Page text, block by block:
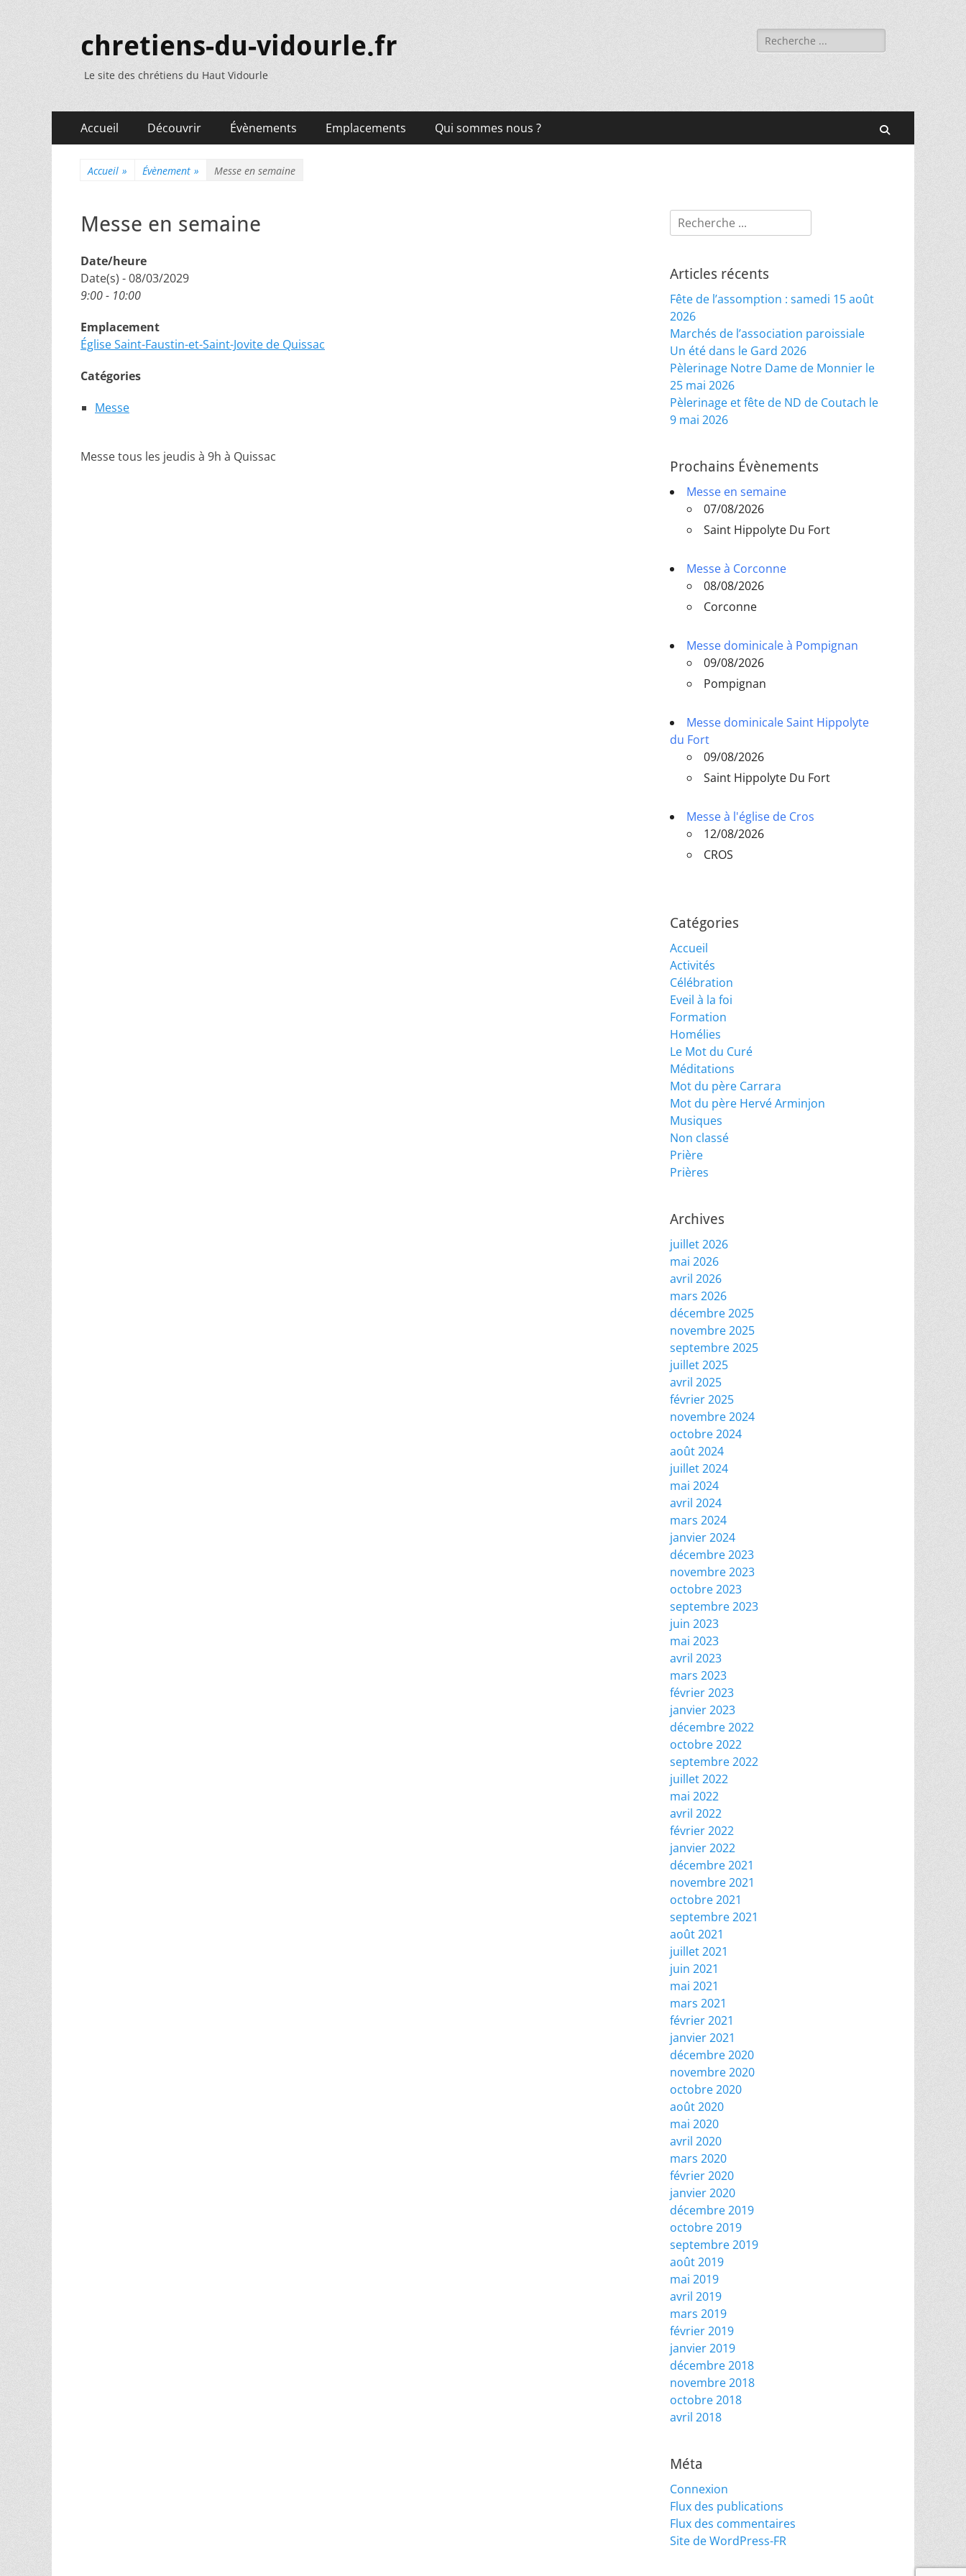
chretiens-du-vidourle.fr
Le site des chrétiens du Haut Vidourle
Rechercher :
Menu
principal
Accueil Découvrir Évènements Emplacements Qui sommes nous ?
Accueil » Évènement » Messe en semaine
Messe en semaine
Date/heure
Date(s) - 08/03/2029
9:00 - 10:00
Emplacement
Église Saint-Faustin-et-Saint-Jovite de Quissac
Catégories
Messe
Messe tous les jeudis à 9h à Quissac
Rechercher :
Articles récents
Fête de l’assomption : samedi 15 août
2026
Marchés de l’association paroissiale
Un été dans le Gard 2026
Pèlerinage Notre Dame de Monnier le
25 mai 2026
Pèlerinage et fête de ND de Coutach le
9 mai 2026
Prochains Évènements
Messe en semaine
07/08/2026
Saint Hippolyte Du Fort
Messe à Corconne
08/08/2026
Corconne
Messe dominicale à Pompignan
09/08/2026
Pompignan
Messe dominicale Saint Hippolyte
du Fort
09/08/2026
Saint Hippolyte Du Fort
Messe à l'église de Cros
12/08/2026
CROS
Catégories
Accueil
Activités
Célébration
Eveil à la foi
Formation
Homélies
Le Mot du Curé
Méditations
Mot du père Carrara
Mot du père Hervé Arminjon
Musiques
Non classé
Prière
Prières
Archives
juillet 2026
mai 2026
avril 2026
mars 2026
décembre 2025
novembre 2025
septembre 2025
juillet 2025
avril 2025
février 2025
novembre 2024
octobre 2024
août 2024
juillet 2024
mai 2024
avril 2024
mars 2024
janvier 2024
décembre 2023
novembre 2023
octobre 2023
septembre 2023
juin 2023
mai 2023
avril 2023
mars 2023
février 2023
janvier 2023
décembre 2022
octobre 2022
septembre 2022
juillet 2022
mai 2022
avril 2022
février 2022
janvier 2022
décembre 2021
novembre 2021
octobre 2021
septembre 2021
août 2021
juillet 2021
juin 2021
mai 2021
mars 2021
février 2021
janvier 2021
décembre 2020
novembre 2020
octobre 2020
août 2020
mai 2020
avril 2020
mars 2020
février 2020
janvier 2020
décembre 2019
octobre 2019
septembre 2019
août 2019
mai 2019
avril 2019
mars 2019
février 2019
janvier 2019
décembre 2018
novembre 2018
octobre 2018
avril 2018
Méta
Connexion
Flux des publications
Flux des commentaires
Site de WordPress-FR